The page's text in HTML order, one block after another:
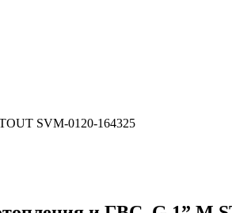
SVM-0120-164325